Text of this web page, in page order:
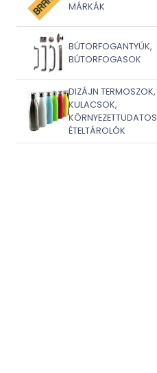
MÁRKÁK
BÚTORFOGANTYÚK,
BÚTORFOGASOK
DIZÁJN TERMOSZOK,
KULACSOK,
KÖRNYEZETTUDATOS
ÉTELTÁROLÓK